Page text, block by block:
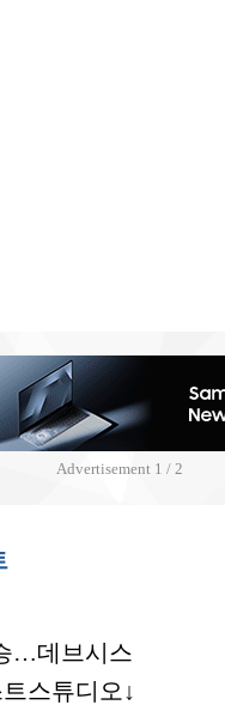
Advertisement 2 / 2
…데브시스
스튜디오↓